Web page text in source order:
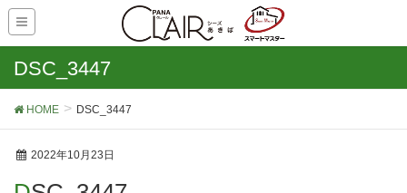
DSC_3447
HOME DSC_3447
2022年10月23日